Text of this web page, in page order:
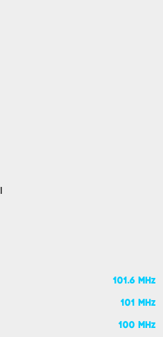
101.6 MHz
101 MHz
100 MHz